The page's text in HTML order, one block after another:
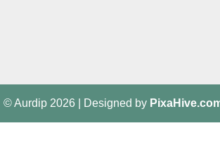
© Aurdip 2026 Designed by